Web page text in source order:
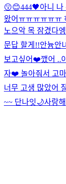
😗😊444🖤아니 나
왔어ㅠㅠㅠㅠㅠㅠ
노 으악 목 잠겼다엥
문답 할게!!안늉안
보고싶어❤️깼어 ..
자❤️ 놀아줘서 고
너무 고생 많았어
~~ 단나잇🌙사랑해